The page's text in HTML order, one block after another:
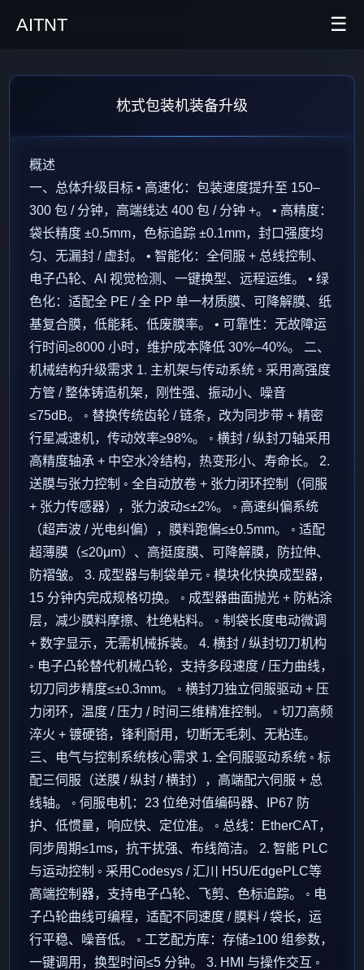
AITNT
AITNT APP
AITNT交流群
☰
枕式包装机装备升级
概述
一、总体升级目标 • 高速化：包装速度提升至 150–
300 包 / 分钟，高端线达 400 包 / 分钟 +。 • 高精度：
袋长精度 ±0.5mm，色标追踪 ±0.1mm，封口强度均
匀、无漏封 / 虚封。 • 智能化：全伺服 + 总线控制、
电子凸轮、AI 视觉检测、一键换型、远程运维。 • 绿
色化：适配全 PE / 全 PP 单一材质膜、可降解膜、纸
基复合膜，低能耗、低废膜率。 • 可靠性：无故障运
行时间≥8000 小时，维护成本降低 30%–40%。 二、
机械结构升级需求 1. 主机架与传动系统 ◦ 采用高强度
方管 / 整体铸造机架，刚性强、振动小、噪音
≤75dB。 ◦ 替换传统齿轮 / 链条，改为同步带 + 精密
行星减速机，传动效率≥98%。 ◦ 横封 / 纵封刀轴采用
高精度轴承 + 中空水冷结构，热变形小、寿命长。 2.
送膜与张力控制 ◦ 全自动放卷 + 张力闭环控制（伺服
+ 张力传感器），张力波动≤±2%。 ◦ 高速纠偏系统
（超声波 / 光电纠偏），膜料跑偏≤±0.5mm。 ◦ 适配
超薄膜（≤20μm）、高挺度膜、可降解膜，防拉伸、
防褶皱。 3. 成型器与制袋单元 ◦ 模块化快换成型器，
15 分钟内完成规格切换。 ◦ 成型器曲面抛光 + 防粘涂
层，减少膜料摩擦、杜绝粘料。 ◦ 制袋长度电动微调
+ 数字显示，无需机械拆装。 4. 横封 / 纵封切刀机构
◦ 电子凸轮替代机械凸轮，支持多段速度 / 压力曲线，
切刀同步精度≤±0.3mm。 ◦ 横封刀独立伺服驱动 + 压
力闭环，温度 / 压力 / 时间三维精准控制。 ◦ 切刀高频
淬火 + 镀硬铬，锋利耐用，切断无毛刺、无粘连。
三、电气与控制系统核心需求 1. 全伺服驱动系统 ◦ 标
配三伺服（送膜 / 纵封 / 横封），高端配六伺服 + 总
线轴。 ◦ 伺服电机：23 位绝对值编码器、IP67 防
护、低惯量，响应快、定位准。 ◦ 总线：EtherCAT，
同步周期≤1ms，抗干扰强、布线简洁。 2. 智能 PLC
与运动控制 ◦ 采用Codesys / 汇川 H5U/EdgePLC等
高端控制器，支持电子凸轮、飞剪、色标追踪。 ◦ 电
子凸轮曲线可编程，适配不同速度 / 膜料 / 袋长，运
行平稳、噪音低。 ◦ 工艺配方库：存储≥100 组参数，
一键调用，换型时间≤5 分钟。 3. HMI 与操作交互 ◦